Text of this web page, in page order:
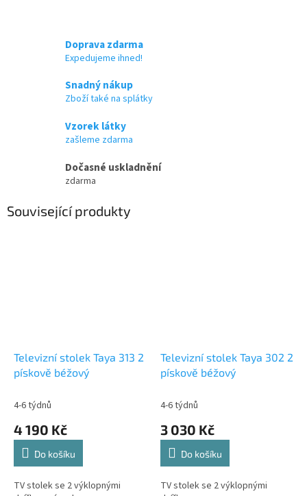
Doprava zdarma
Expedujeme ihned!
Snadný nákup
Zboží také na splátky
Vzorek látky
zašleme zdarma
Dočasné uskladnění
zdarma
Související produkty
Televizní stolek Taya 313 2
pískově béžový
4-6 týdnů
4 190 Kč
Do košíku
TV stolek se 2 výklopnými
Televizní stolek Taya 302 2
pískově béžový
4-6 týdnů
3 030 Kč
Do košíku
TV stolek se 2 výklopnými